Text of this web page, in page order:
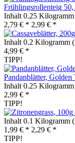
Frühlingsrollenteig
Inhalt 0.25 Kilogramm
2,79 € * 2,99 € *
Inhalt 0.2 Kilogramm
4,99 € *
TIPP!
Pandanblätter,
Inhalt 0.25 Kilogramm
2,99 € *
TIPP!
Inhalt 0.1 Kilogramm
1,99 € * 2,29 € *
TIPP!